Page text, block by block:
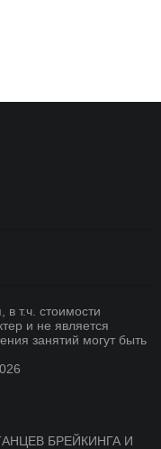
т.ч. стоимости
и не является
занятий могут быть
БРЕЙКИНГА И